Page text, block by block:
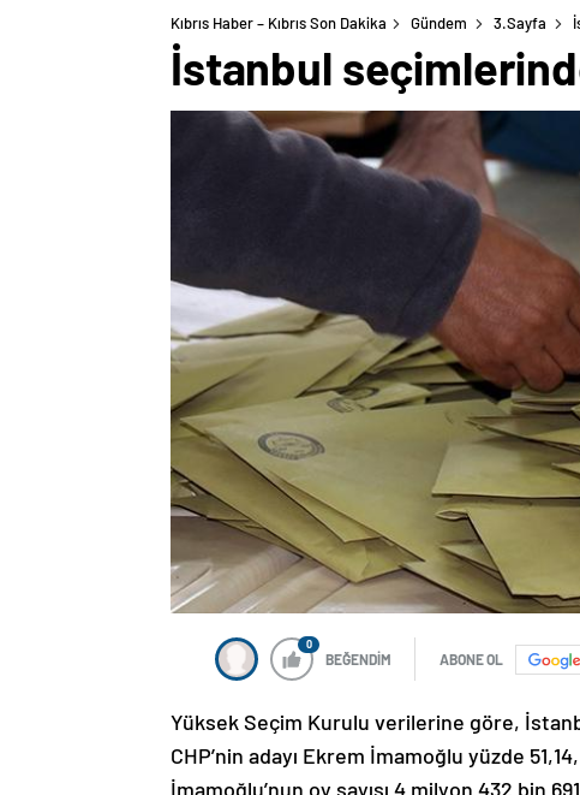
Kıbrıs Haber – Kıbrıs Son Dakika Gündem 3.Sayfa
İstanbul
0
BEĞENDİM ABONE OL
Yüksek Seçim Kurulu verilerine göre,
CHP’nin adayı Ekrem İmamoğlu yüzde
İmamoğlu’nun oy sayısı 4 milyon 432 bin